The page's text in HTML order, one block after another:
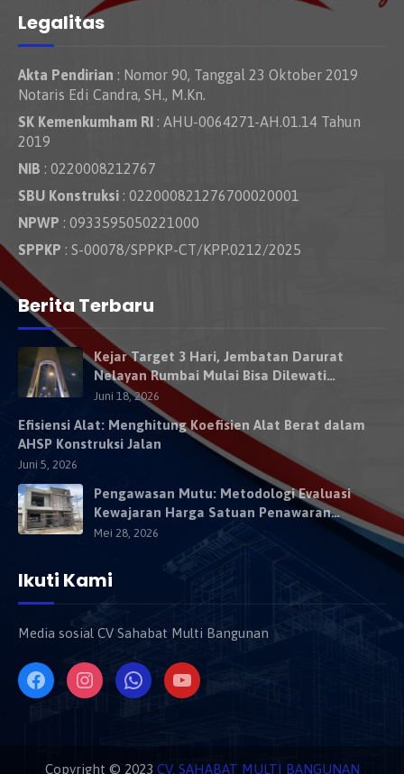
Legalitas
Akta Pendirian : Nomor 90, Tanggal 23 Oktober 2019
Notaris Edi Candra, SH., M.Kn.
SK Kemenkumham RI : AHU-0064271-AH.01.14 Tahun
2019
NIB : 0220008212767
SBU Konstruksi : 022000821276700020001
NPWP : 0933595050221000
SPPKP : S-00078/SPPKP-CT/KPP.0212/2025
Berita Terbaru
Kejar Target 3 Hari, Jembatan Darurat
Nelayan Rumbai Mulai Bisa Dilewati
Kendaraan Besok
Juni 18, 2026
Efisiensi Alat: Menghitung Koefisien Alat Berat dalam
AHSP Konstruksi Jalan
Juni 5, 2026
Pengawasan Mutu: Metodologi Evaluasi
Kewajaran Harga Satuan Penawaran
Kontraktor
Mei 28, 2026
Ikuti Kami
Media sosial CV Sahabat Multi Bangunan
Copyright © 2023 CV. SAHABAT MULTI BANGUNAN